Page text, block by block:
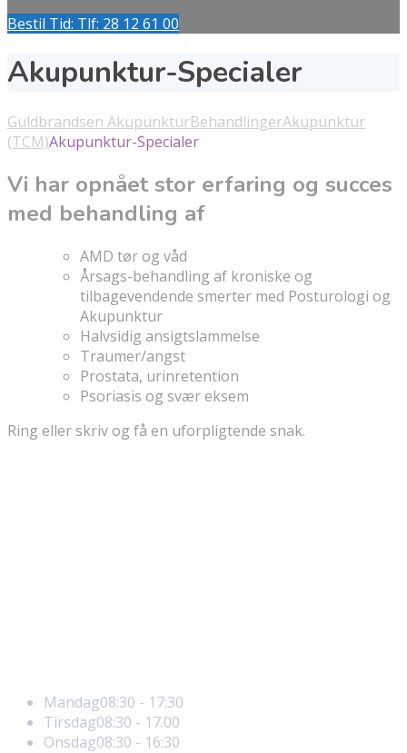
Bestil Tid: Tlf: 28 12 61 00
Akupunktur-Specialer
Guldbrandsen AkupunkturBehandlingerAkupunktur
(TCM)Akupunktur-Specialer
Vi har opnået stor erfaring og succes
med behandling af
AMD tør og våd
Årsags-behandling af kroniske og
tilbagevendende smerter med Posturologi og
Akupunktur
Halvsidig ansigtslammelse
Traumer/angst
Prostata, urinretention
Psoriasis og svær eksem
Ring eller skriv og få en uforpligtende snak.
Mandag08:30 - 17:30
Tirsdag08:30 - 17.00
Onsdag08:30 - 16:30